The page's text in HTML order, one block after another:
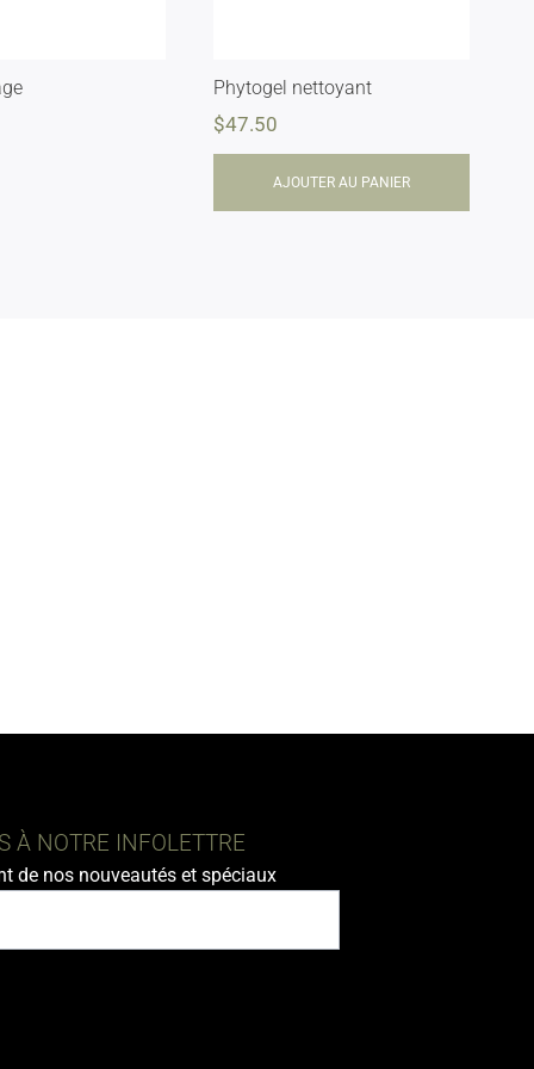
Phytogel nettoyant
$47.50
AJOUTER AU PANIER
À NOTRE INFOLETTRE
de nos nouveautés et spéciaux